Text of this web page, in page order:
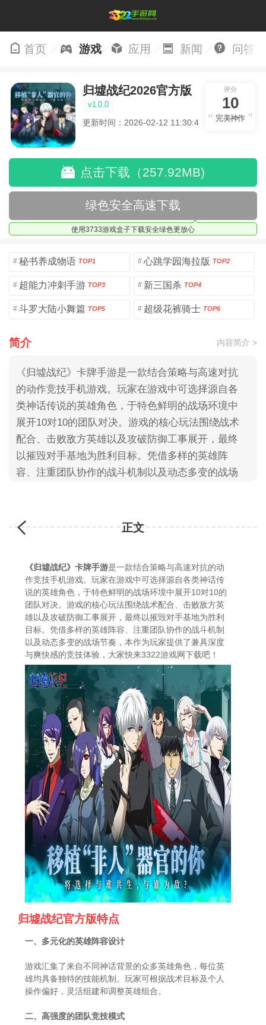
首页 游戏 应用 新闻 问答
归墟战纪2026官方版
v1.0.0
更新时间：2026-02-12 11:30:48
评分
10
完美神作
点击下载（257.92MB)
绿色安全高速下载
使用3733游戏盒子下载安全绿色更放心
# 秘书养成物语 TOP1 # 心跳学园海拉版 TOP2
# 超能力冲刺手游 TOP3 # 新三国杀 TOP4
# 斗罗大陆小舞篇 TOP5 # 超级花裤骑士 TOP6
简介 内容简介 >
《归墟战纪》卡牌手游是一款结合策略与高速对抗
的动作竞技手机游戏。玩家在游戏中可选择源自各
类神话传说的英雄角色，于特色鲜明的战场环境中
展开10对10的团队对决。游戏的核心玩法围绕战术
配合、击败敌方英雄以及攻破防御工事展开，最终
以摧毁对手基地为胜利目标。凭借多样的英雄阵
容、注重团队协作的战斗机制以及动态多变的战场
正文
《归墟战纪》卡牌手游是一款结合策略与高速对抗的动
作竞技手机游戏。玩家在游戏中可选择源自各类神话传
说的英雄角色，于特色鲜明的战场环境中展开10对10的
团队对决。游戏的核心玩法围绕战术配合、击败敌方英
雄以及攻破防御工事展开，最终以摧毁对手基地为胜利
目标。凭借多样的英雄阵容、注重团队协作的战斗机制
以及动态多变的战场节奏，本作为玩家提供了兼具深度
与爽快感的竞技体验，大家快来3322游戏网下载吧！
归墟战纪官方版特点
一、多元化的英雄阵容设计
游戏汇集了来自不同神话背景的众多英雄角色，每位英
雄均具备独特的技能机制。玩家可根据战术目标及个人
操作偏好，灵活组建和调整英雄组合。
二、高强度的团队竞技模式